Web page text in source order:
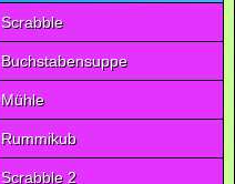
Scrabble
Buchstabensuppe
Mühle
Rummikub
Scrabble 2